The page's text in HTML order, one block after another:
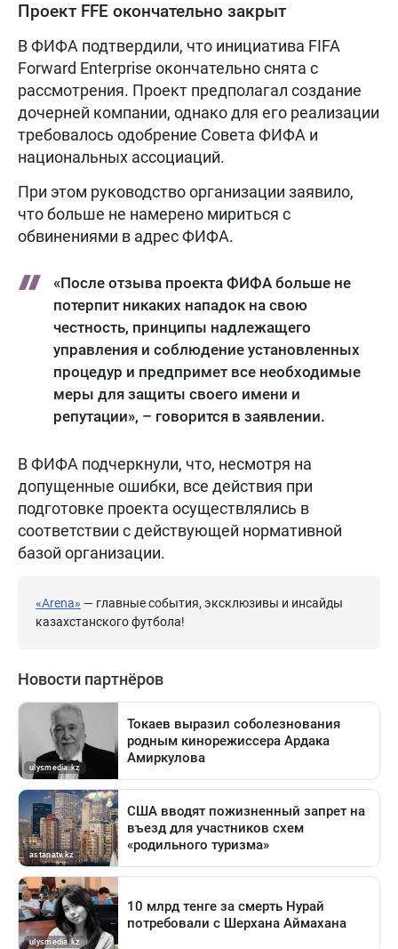
Проект FFE окончательно закрыт
В ФИФА подтвердили, что инициатива FIFA
Forward Enterprise окончательно снята с
рассмотрения. Проект предполагал создание
дочерней компании, однако для его реализации
требовалось одобрение Совета ФИФА и
национальных ассоциаций.
При этом руководство организации заявило,
что больше не намерено мириться с
обвинениями в адрес ФИФА.
«После отзыва проекта ФИФА больше не
потерпит никаких нападок на свою
честность, принципы надлежащего
управления и соблюдение установленных
процедур и предпримет все необходимые
меры для защиты своего имени и
репутации», – говорится в заявлении.
В ФИФА подчеркнули, что, несмотря на
допущенные ошибки, все действия при
подготовке проекта осуществлялись в
соответствии с действующей нормативной
базой организации.
«Arena» — главные события, эксклюзивы и инсайды
казахстанского футбола!